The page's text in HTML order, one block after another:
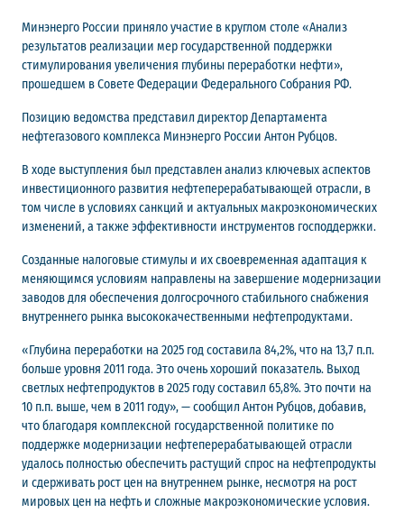
Минэнерго России приняло участие в круглом столе «Анализ
результатов реализации мер государственной поддержки
стимулирования увеличения глубины переработки нефти»,
прошедшем в Совете Федерации Федерального Собрания РФ.
Позицию ведомства представил директор Департамента
нефтегазового комплекса Минэнерго России Антон Рубцов.
В ходе выступления был представлен анализ ключевых аспектов
инвестиционного развития нефтеперерабатывающей отрасли, в
том числе в условиях санкций и актуальных макроэкономических
изменений, а также эффективности инструментов господдержки.
Созданные налоговые стимулы и их своевременная адаптация к
меняющимся условиям направлены на завершение модернизации
заводов для обеспечения долгосрочного стабильного снабжения
внутреннего рынка высококачественными нефтепродуктами.
«Глубина переработки на 2025 год составила 84,2%, что на 13,7 п.п.
больше уровня 2011 года. Это очень хороший показатель. Выход
светлых нефтепродуктов в 2025 году составил 65,8%. Это почти на
10 п.п. выше, чем в 2011 году», — сообщил Антон Рубцов, добавив,
что благодаря комплексной государственной политике по
поддержке модернизации нефтеперерабатывающей отрасли
удалось полностью обеспечить растущий спрос на нефтепродукты
и сдерживать рост цен на внутреннем рынке, несмотря на рост
мировых цен на нефть и сложные макроэкономические условия.